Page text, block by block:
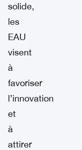
solide,
les
EAU
visent
à
favoriser
l’innovation
et
à
attirer